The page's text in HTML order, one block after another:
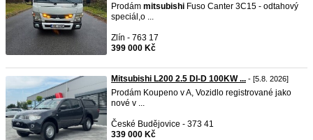
Prodám mitsubishi Fuso Canter 3C15 - odtahový
speciál,o ...
Zlín - 763 17
399 000 Kč
Mitsubishi L200 2.5 DI-D 100KW ... - [5.8. 2026]
Prodám Koupeno v A, Vozidlo registrované jako
nové v ...
České Budějovice - 373 41
339 000 Kč